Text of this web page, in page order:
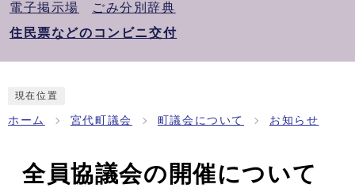
電子掲示場
ごみ分別辞典
住民票などのコンビニ交付
現在位置
ホーム 宮代町議会 町議会について お知らせ
全員協議会の開催について